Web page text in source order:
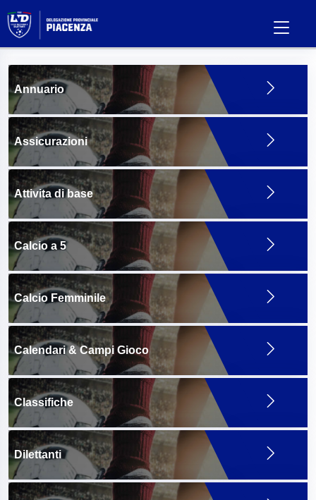
Annuario
Assicurazioni
Attivita di base
Calcio a 5
Calcio Femminile
Calendari & Campi Gioco
Classifiche
Dilettanti